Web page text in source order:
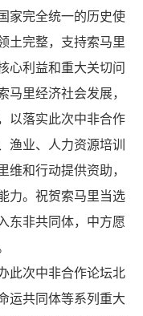
家完全统一的历史使
土完整，支持索马里
心利益和重大关切问
马里经济社会发展，
以落实此次中非合作
渔业、人力资源培训
维和行动提供资助，
力。祝贺索马里当选
东非共同体，中方愿
此次中非合作论坛北
运共同体等系列重大